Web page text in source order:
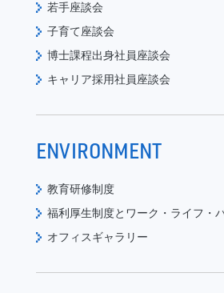
若手座談会
子育て座談会
博士課程出身社員座談会
キャリア採用社員座談会
ENVIRONMENT
教育研修制度
福利厚生制度と ワーク・ライフ・
オフィスギャラリー